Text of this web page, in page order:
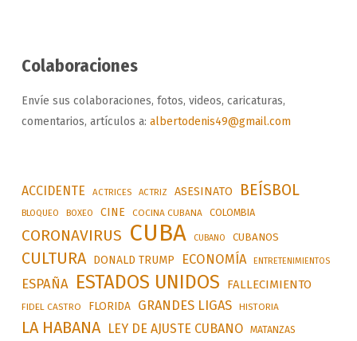
Colaboraciones
Envíe sus colaboraciones, fotos, videos, caricaturas,
comentarios, artículos a: albertodenis49@gmail.com
ACCIDENTE ACTRICES ACTRIZ ASESINATO BEÍSBOL
BLOQUEO BOXEO CINE COCINA CUBANA COLOMBIA
CORONAVIRUS CUBA CUBANO CUBANOS
CULTURA DONALD TRUMP ECONOMÍA ENTRETENIMIENTOS
ESPAÑA ESTADOS UNIDOS FALLECIMIENTO
FIDEL CASTRO FLORIDA GRANDES LIGAS HISTORIA
LA HABANA LEY DE AJUSTE CUBANO MATANZAS